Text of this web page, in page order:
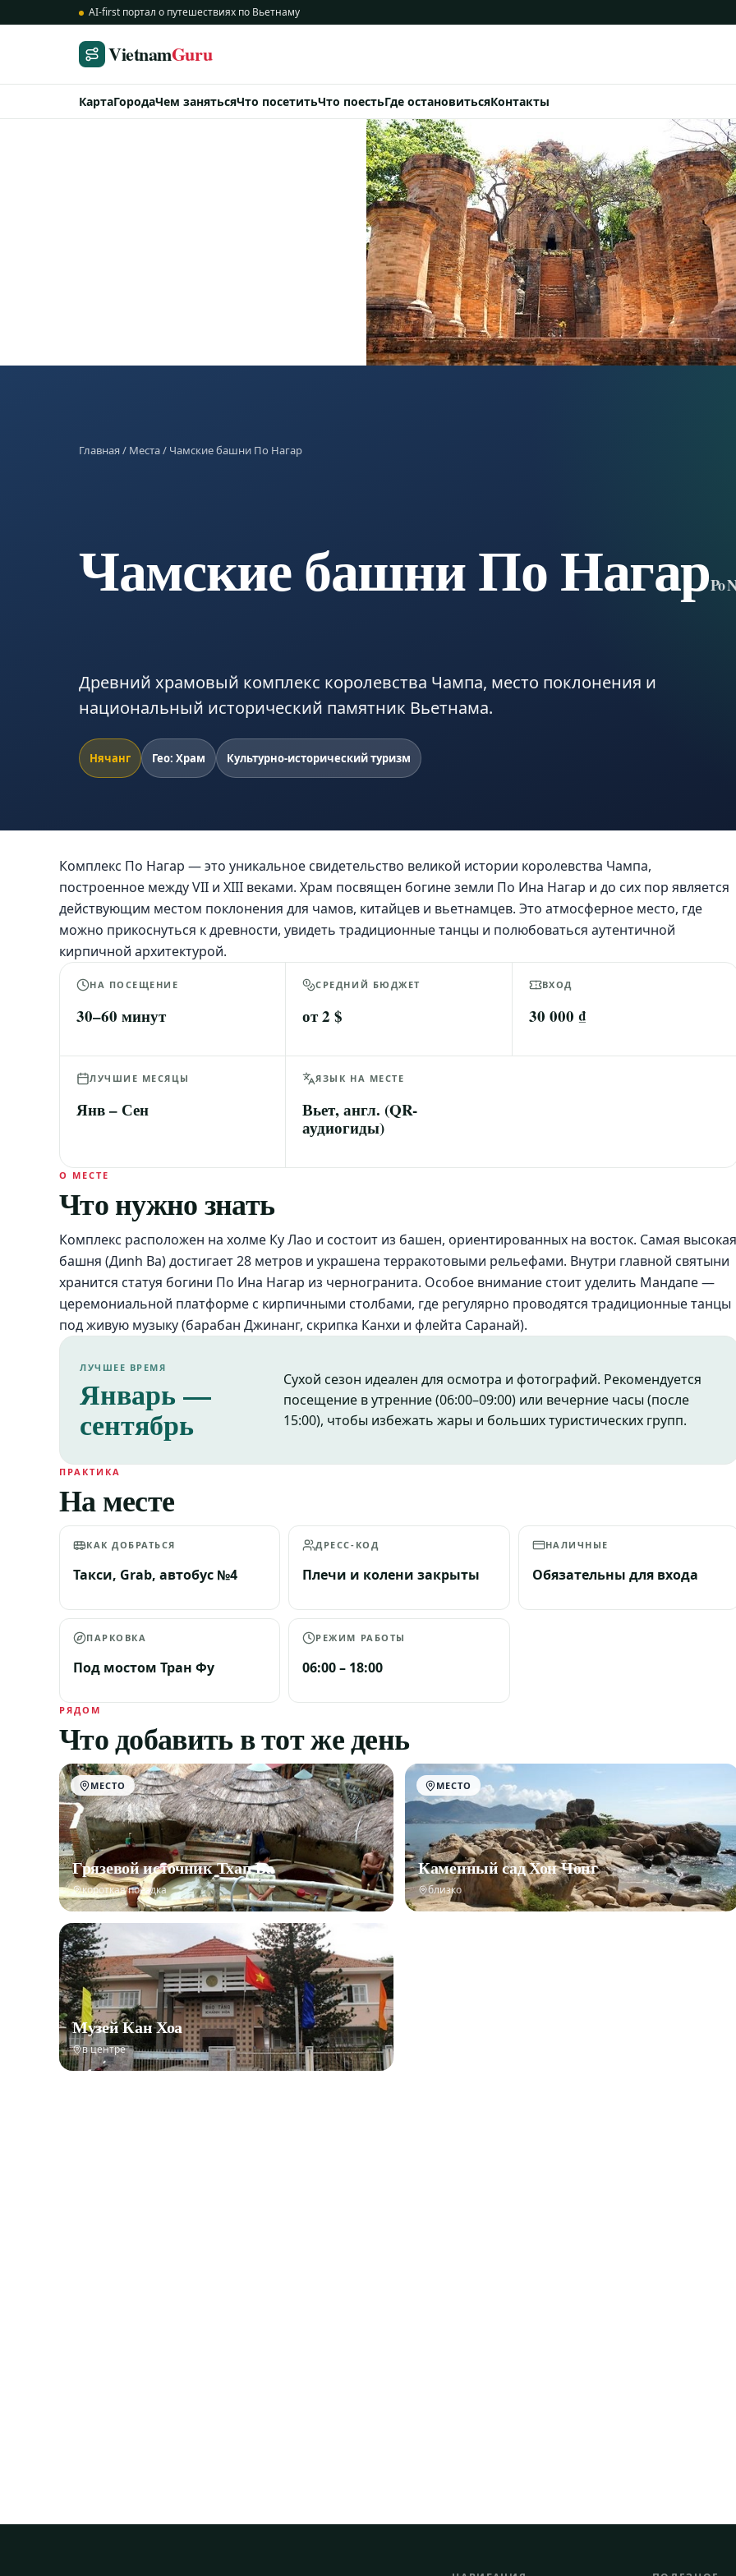
AI-first портал о путешествиях по Вьетнаму
VietnamGuru
КартаГородаЧем занятьсяЧто посетитьЧто поестьГде остановитьсяКонтакты
Главная/ Места/ Чамские башни По Нагар
Чамские башни По НагарPo
Древний храмовый комплекс королевства Чампа, место поклонения и
национальный исторический памятник Вьетнама.
Нячанг Гео: Храм Культурно-исторический туризм
Комплекс По Нагар — это уникальное свидетельство великой истории королевства Чампа,
построенное между VII и XIII веками. Храм посвящен богине земли По Ина Нагар и до сих пор является
действующим местом поклонения для чамов, китайцев и вьетнамцев. Это атмосферное место, где
можно прикоснуться к древности, увидеть традиционные танцы и полюбоваться аутентичной
кирпичной архитектурой.
НА ПОСЕЩЕНИЕ
30–60 минут
СРЕДНИЙ БЮДЖЕТ
от 2 $
ВХОД
30 000 ₫
ЛУЧШИЕ МЕСЯЦЫ
Янв – Сен
ЯЗЫК НА МЕСТЕ
Вьет, англ. (QR-
аудиогиды)
О МЕСТЕ
Что нужно знать
Комплекс расположен на холме Ку Лао и состоит из башен, ориентированных на восток. Самая высокая
башня (Диnh Ba) достигает 28 метров и украшена терракотовыми рельефами. Внутри главной святыни
хранится статуя богини По Ина Нагар из черногранита. Особое внимание стоит уделить Мандапе —
церемониальной платформе с кирпичными столбами, где регулярно проводятся традиционные танцы
под живую музыку (барабан Джинанг, скрипка Канхи и флейта Саранай).
ЛУЧШЕЕ ВРЕМЯ
Январь —
сентябрь
Сухой сезон идеален для осмотра и фотографий. Рекомендуется
посещение в утренние (06:00–09:00) или вечерние часы (после
15:00), чтобы избежать жары и больших туристических групп.
ПРАКТИКА
На месте
КАК ДОБРАТЬСЯ
Такси, Grab, автобус №4
ДРЕСС-КОД
Плечи и колени закрыты
НАЛИЧНЫЕ
Обязательны для входа
ПАРКОВКА
Под мостом Тран Фу
РЕЖИМ РАБОТЫ
06:00 – 18:00
РЯДОМ
Что добавить в тот же день
МЕСТО
Грязевой источник Тхап Ба
короткая поездка
МЕСТО
Каменный сад Хон Чонг
близко
Музей Кан Хоа
в центре